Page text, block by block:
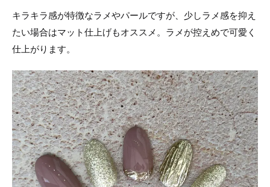
キラキラ感が特徴なラメやパールですが、少しラメ感を抑え
たい場合はマット仕上げもオススメ。ラメが控えめで可愛く
仕上がります。